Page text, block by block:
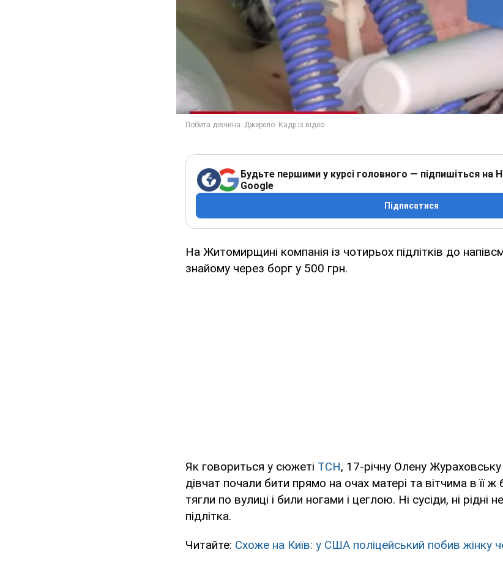
Будьте першими у курсі головного — підпишіться на
Google
Підписатися
На Житомирщині компанія із чотирьох підлітків до
знайому через борг у 500 грн.
Як говориться у сюжеті ТСН, 17-річну Олену
дівчат почали бити прямо на очах матері та вітчима в її
тягли по вулиці і били ногами і цеглою. Ні сусіди, ні рідні
підлітка.
Читайте: Схоже на Київ: у США поліцейський побив жінку